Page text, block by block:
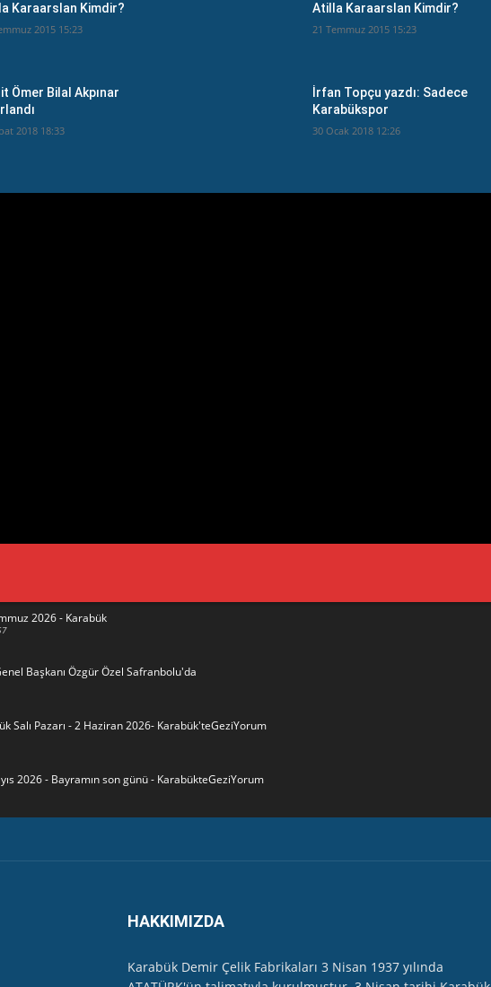
Karaarslan Kimdir?
2015 15:23
Ömer Bilal Akpınar
2018 18:33
Atilla Karaarslan Kimdir?
21 Temmuz 2015 15:23
İrfan Topçu yazdı: Sadece
Karabükspor
30 Ocak 2018 12:26
2026 - Karabük
Başkanı Özgür Özel Safranbolu'da
Salı Pazarı - 2 Haziran 2026- Karabük'teGeziYorum
2026 - Bayramın son günü - KarabükteGeziYorum
HAKKIMIZDA
Karabük Demir Çelik Fabrikaları 3 Nisan 1937 yılında